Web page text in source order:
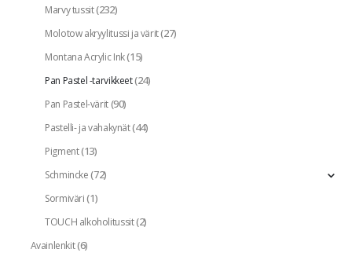
Marvy tussit(232)
Molotow akryylitussi ja värit(27)
Montana Acrylic Ink(15)
Pan Pastel -tarvikkeet(24)
Pan Pastel-värit(90)
Pastelli- ja vahakynät(44)
Pigment(13)
Schmincke(72)
Sormiväri(1)
TOUCH alkoholitussit(2)
Avainlenkit(6)